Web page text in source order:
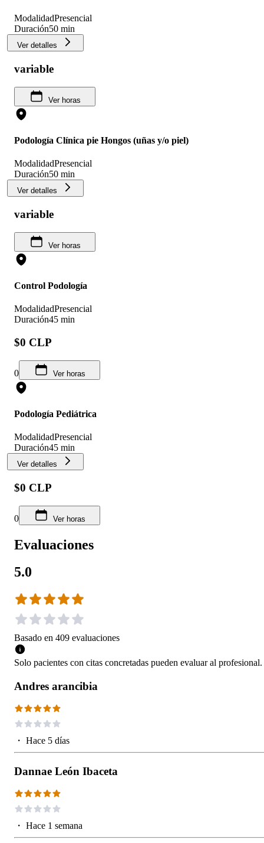
ModalidadPresencial
Duración50 min
Ver detalles
variable
Ver horas
Podología Clínica pie Hongos (uñas y/o piel)
ModalidadPresencial
Duración50 min
Ver detalles
variable
Ver horas
Control Podología
ModalidadPresencial
Duración45 min
$0 CLP
0 Ver horas
Podología Pediátrica
ModalidadPresencial
Duración45 min
Ver detalles
$0 CLP
0 Ver horas
Evaluaciones
5.0
Basado en 409 evaluaciones
Solo pacientes con citas concretadas pueden evaluar al profesional.
Andres arancibia
・ Hace 5 días
Dannae León Ibaceta
・ Hace 1 semana